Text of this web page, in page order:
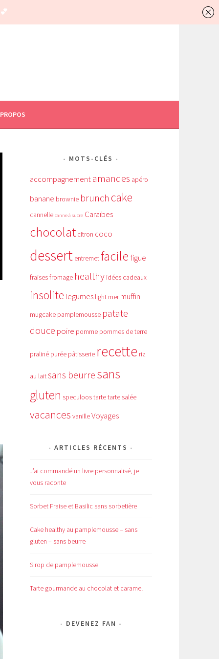
MOTS-CLÉS
accompagnementamandes apéro
banane brownie brunch cake
cannelle canne à sucre Caraïbes
chocolat citron coco
dessert entremet facile figue
fraisesfromage healthy idées cadeaux
insolite legumes light mer muffin
mugcake pamplemousse patate
douce poire pomme pommes de terre
praliné purée pâtisserie recette riz
au laitsans beurresans
gluten speculoostartetarte salée
vacances vanilleVoyages
ARTICLES RÉCENTS
J’ai commandé un livre personnalisé, je
vous raconte
Sorbet Fraise et Basilic sans sorbetière
Cake healthy au pamplemousse – sans
gluten – sans beurre
Sirop de pamplemousse
Tarte gourmande au chocolat et caramel
DEVENEZ FAN